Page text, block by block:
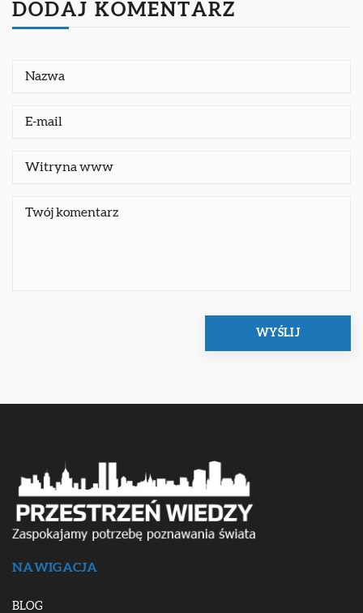
DODAJ KOMENTARZ
NAWIGACJA
BLOG